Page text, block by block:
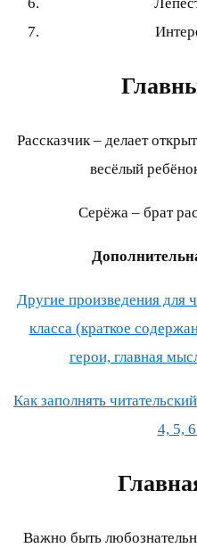
Рассказчик – делает
весёлый
Серёжа – брат
Другие произведения для
класса (краткое
герои, главная
Как заполнять
4, 5,
Важно быть